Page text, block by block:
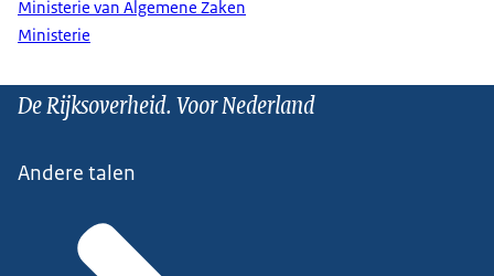
Ministerie van Algemene Zaken
Ministerie
De Rijksoverheid. Voor Nederland
Andere talen